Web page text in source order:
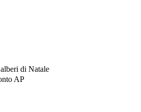
di Natale
AP